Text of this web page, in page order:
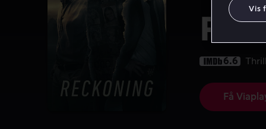
6.6
Få
Vis